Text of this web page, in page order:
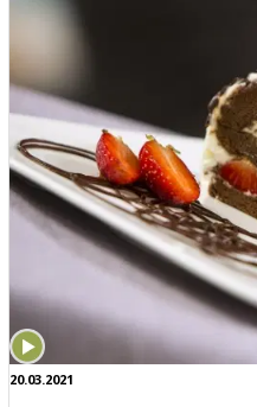
20.03.2021